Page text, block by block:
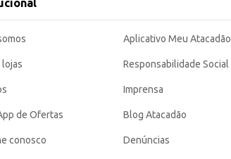
lojas
de Ofertas
conosco
Aplicativo Meu Atacadão
Responsabilidade Social
Imprensa
Blog Atacadão
Denúncias